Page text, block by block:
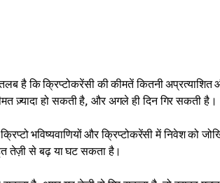
है कि क्रिप्टोकरेंसी की कीमतें कितनी
ज़्यादा हो सकती है, और अगले ही दिन गिर सकती है।
भविष्यवाणियों और क्रिप्टोकरेंसी में निवेश को
तेज़ी से बढ़ या घट सकता है।